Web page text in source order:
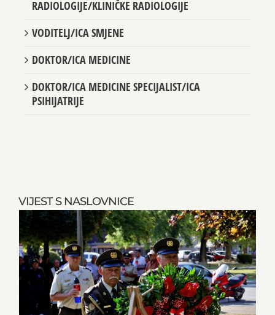
VIJEST S NASLOVNICE
RADIOLOGIJE/KLINIČKE RADIOLOGIJE
VODITELJ/ICA SMJENE
DOKTOR/ICA MEDICINE
DOKTOR/ICA MEDICINE SPECIJALIST/ICA
PSIHIJATRIJE